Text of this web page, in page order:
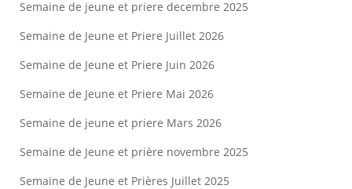
Semaine de jeune et priere decembre 2025
Semaine de Jeune et Priere Juillet 2026
Semaine de Jeune et Priere Juin 2026
Semaine de Jeune et Priere Mai 2026
Semaine de jeune et priere Mars 2026
Semaine de Jeune et prière novembre 2025
Semaine de Jeune et Prières Juillet 2025